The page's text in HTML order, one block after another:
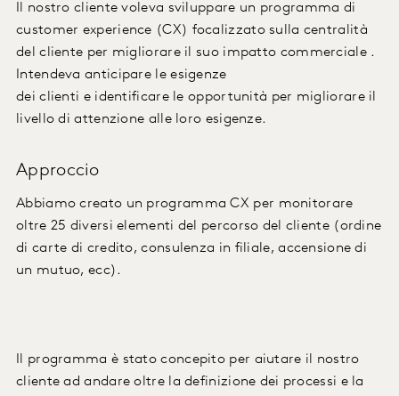
Il nostro cliente voleva sviluppare un programma di
customer experience (CX) focalizzato sulla centralità
del cliente per migliorareil suo impatto commerciale .
Intendeva anticipare leesigenze
deiclienti e identificareleopportunità per migliorareil
livello di attenzione alle loro esigenze.
Approccio
Abbiamo creato un programma CX per monitorare
oltre 25 diversi elementi del percorso del cliente (ordine
di carte di credito, consulenza in filiale, accensione di
un mutuo, ecc).
Il programma è stato concepito per aiutare il nostro
cliente ad andare oltre la definizione dei processi e la